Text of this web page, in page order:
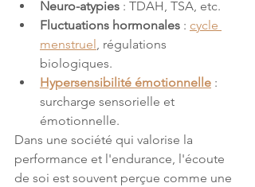
Neuro-atypies : TDAH, TSA, etc.
Fluctuations hormonales : cycle
menstruel, régulations
biologiques.
Hypersensibilité émotionnelle :
surcharge sensorielle et
émotionnelle.
Dans une société qui valorise la
performance et l'endurance, l'écoute
de soi est souvent perçue comme une